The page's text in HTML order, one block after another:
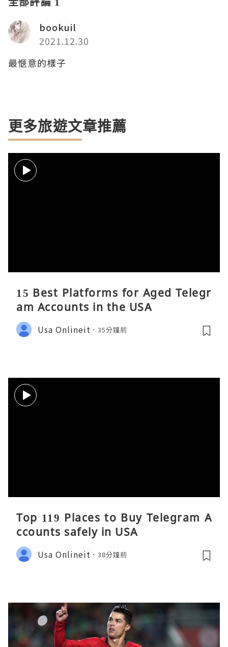
bookuil
2021.12.30
最愜意的樣子
更多旅遊文章推薦
15 Best Platforms for Aged Telegr
am Accounts in the USA
Usa Onlineit 35分鐘前
Top 119 Places to Buy Telegram A
ccounts safely in USA
Usa Onlineit 38分鐘前